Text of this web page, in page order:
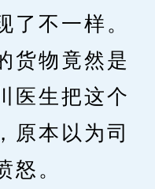
了不一样。
货物竟然是
医生把这个
原本以为司
怒。